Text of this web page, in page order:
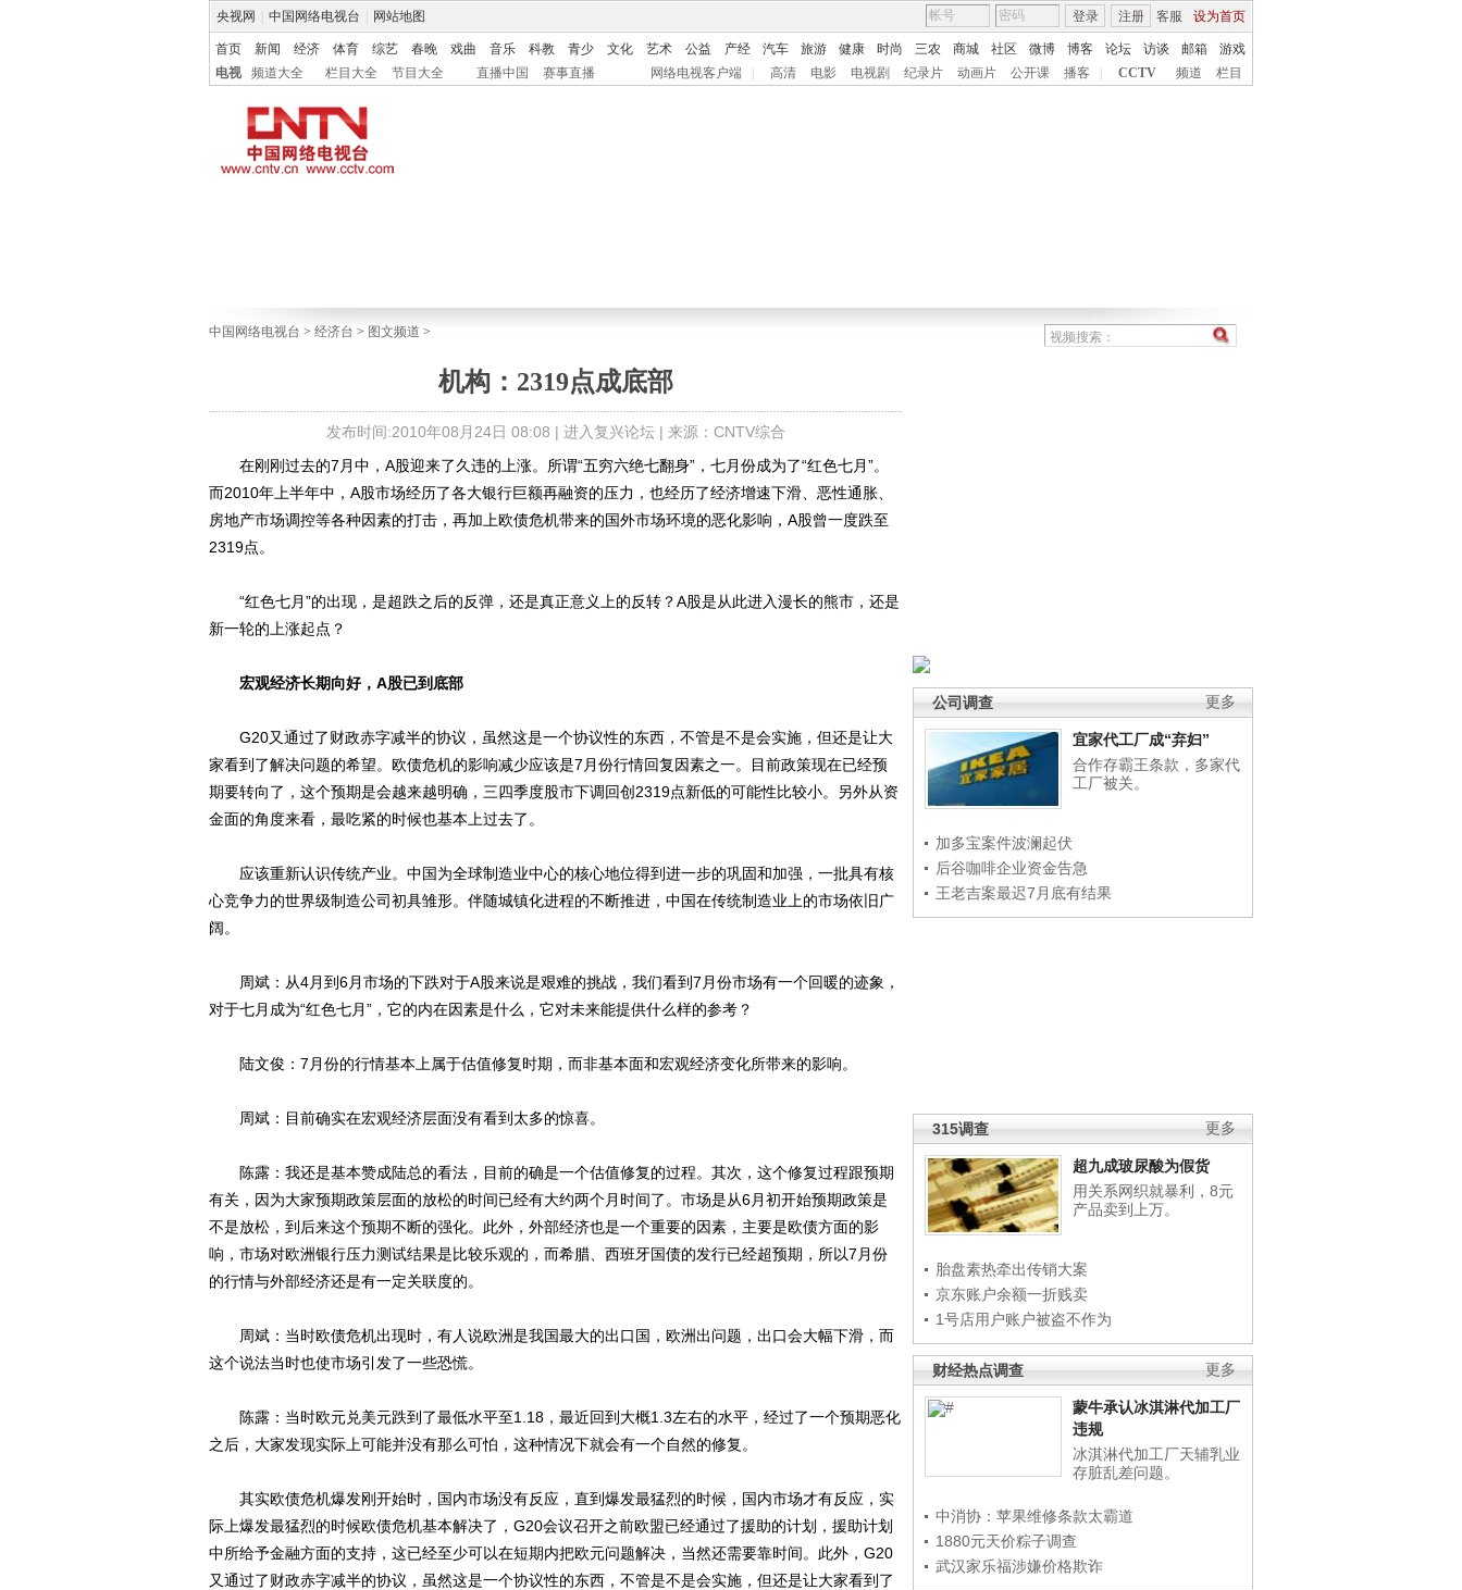
央视网 中国网络电视台 网站地图 客服 设为首页
登录 注册
首页 新闻 经济 体育 综艺 春晚 戏曲 音乐 科教 青少 文化 艺术 公益 产经 汽车 旅游 健康 时尚 三农 商城 社区 微博 博客 论坛 访谈 邮箱
游戏
电视
频道大全 栏目大全 节目大全 直播中国 赛事直播 网络电视客户端 高清 电影 电视剧 纪录片 动画片 公开课 播客 CCTV 频道 栏目
中国网络电视台 > 经济台 > 图文频道 >
机构：2319点成底部
发布时间:2010年08月24日 08:08 | 进入复兴论坛| 来源：CNTV综合
更多
公司调查
宜家代工厂成“弃妇”
合作存霸王条款，多家代
工厂被关。
加多宝案件波澜起伏
后谷咖啡企业资金告急
王老吉案最迟7月底有结果
更多
315调查
超九成玻尿酸为假货
用关系网织就暴利，8元
产品卖到上万。
胎盘素热牵出传销大案
京东账户余额一折贱卖
1号店用户账户被盗不作为
更多
财经热点调查
蒙牛承认冰淇淋代加工厂
违规
冰淇淋代加工厂天辅乳业
存脏乱差问题。
中消协：苹果维修条款太霸道
1880元天价粽子调查
武汉家乐福涉嫌价格欺诈
在刚刚过去的7月中，A股迎来了久违的上涨。所谓“五穷六绝七翻身”，七月份成为了“红色七月”。
而2010年上半年中，A股市场经历了各大银行巨额再融资的压力，也经历了经济增速下滑、恶性通胀、
房地产市场调控等各种因素的打击，再加上欧债危机带来的国外市场环境的恶化影响，A股曾一度跌至
2319点。
“红色七月”的出现，是超跌之后的反弹，还是真正意义上的反转？A股是从此进入漫长的熊市，还是
新一轮的上涨起点？
宏观经济长期向好，A股已到底部
G20又通过了财政赤字减半的协议，虽然这是一个协议性的东西，不管是不是会实施，但还是让大
家看到了解决问题的希望。欧债危机的影响减少应该是7月份行情回复因素之一。目前政策现在已经预
期要转向了，这个预期是会越来越明确，三四季度股市下调回创2319点新低的可能性比较小。另外从资
金面的角度来看，最吃紧的时候也基本上过去了。
应该重新认识传统产业。中国为全球制造业中心的核心地位得到进一步的巩固和加强，一批具有核
心竞争力的世界级制造公司初具雏形。伴随城镇化进程的不断推进，中国在传统制造业上的市场依旧广
阔。
周斌：从4月到6月市场的下跌对于A股来说是艰难的挑战，我们看到7月份市场有一个回暖的迹象，
对于七月成为“红色七月”，它的内在因素是什么，它对未来能提供什么样的参考？
陆文俊：7月份的行情基本上属于估值修复时期，而非基本面和宏观经济变化所带来的影响。
周斌：目前确实在宏观经济层面没有看到太多的惊喜。
陈露：我还是基本赞成陆总的看法，目前的确是一个估值修复的过程。其次，这个修复过程跟预期
有关，因为大家预期政策层面的放松的时间已经有大约两个月时间了。市场是从6月初开始预期政策是
不是放松，到后来这个预期不断的强化。此外，外部经济也是一个重要的因素，主要是欧债方面的影
响，市场对欧洲银行压力测试结果是比较乐观的，而希腊、西班牙国债的发行已经超预期，所以7月份
的行情与外部经济还是有一定关联度的。
周斌：当时欧债危机出现时，有人说欧洲是我国最大的出口国，欧洲出问题，出口会大幅下滑，而
这个说法当时也使市场引发了一些恐慌。
陈露：当时欧元兑美元跌到了最低水平至1.18，最近回到大概1.3左右的水平，经过了一个预期恶化
之后，大家发现实际上可能并没有那么可怕，这种情况下就会有一个自然的修复。
其实欧债危机爆发刚开始时，国内市场没有反应，直到爆发最猛烈的时候，国内市场才有反应，实
际上爆发最猛烈的时候欧债危机基本解决了，G20会议召开之前欧盟已经通过了援助的计划，援助计划
中所给予金融方面的支持，这已经至少可以在短期内把欧元问题解决，当然还需要靠时间。此外，G20
又通过了财政赤字减半的协议，虽然这是一个协议性的东西，不管是不是会实施，但还是让大家看到了